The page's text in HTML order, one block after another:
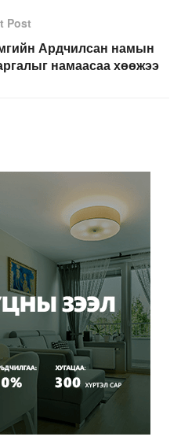
Post
Ардчилсан намын
намаасаа хөөжээ